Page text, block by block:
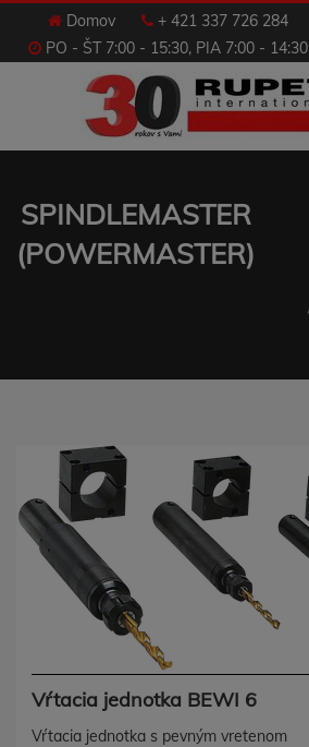
Domov + 421 337 726 284
PO - ŠT 7:00 - 15:30, PIA 7:00 - 14:30
SPINDLEMASTER
(POWERMASTER)
Vŕtacia jednotka BEWI 6
Vŕtacia jednotka s pevným vretenom